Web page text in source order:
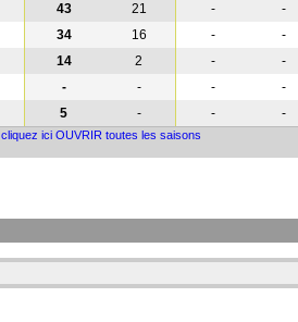
43 21 -
-
34 16 -
-
14 2 -
-
- - -
-
5 - - -
cliquez ici OUVRIR toutes les saisons